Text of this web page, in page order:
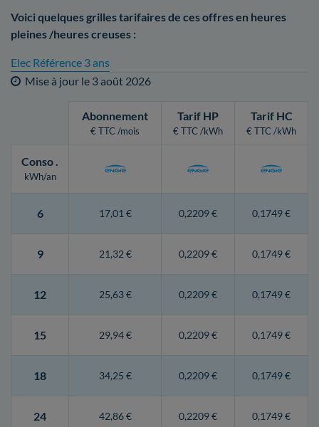
Voici quelques grilles tarifaires de ces offres en heures
pleines /heures creuses :
Elec Référence 3 ans
Mise à jour le 3 août 2026
Abonnement
€ TTC /mois
Tarif HP
€ TTC /kWh
Tarif HC
€ TTC /kWh
Conso.
kWh/an
6 17,01 € 0,2209 € 0,1749 €
9 21,32 € 0,2209 € 0,1749 €
12 25,63 € 0,2209 € 0,1749 €
15 29,94 € 0,2209 € 0,1749 €
18 34,25 € 0,2209 € 0,1749 €
24 42,86 € 0,2209 € 0,1749 €